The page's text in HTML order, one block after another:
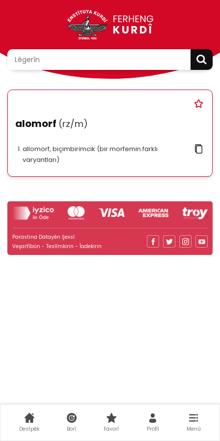
alomorf (rz/m)
allomorf, biçimbirimcik (bir morfemin farklı
varyantları)
Parastina Datayên Şexsî
Veşartîbûn - Teslîmkirin - Îadekirin
Destpêk Borî Favorî Profîl Menû